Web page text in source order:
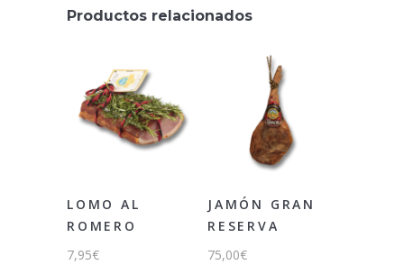
Productos relacionados
LOMO AL
ROMERO
7,95€
JAMÓN GRAN
RESERVA
75,00€